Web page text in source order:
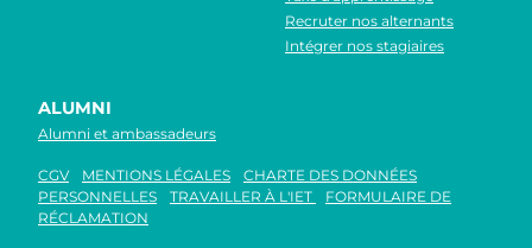
Recruter nos alternants
Intégrer nos stagiaires
ALUMNI
Alumni et ambassadeurs
CGV MENTIONS LÉGALES
CHARTE DES DONNÉES
PERSONNELLES
TRAVAILLER À L'IET
FORMULAIRE DE
RÉCLAMATION